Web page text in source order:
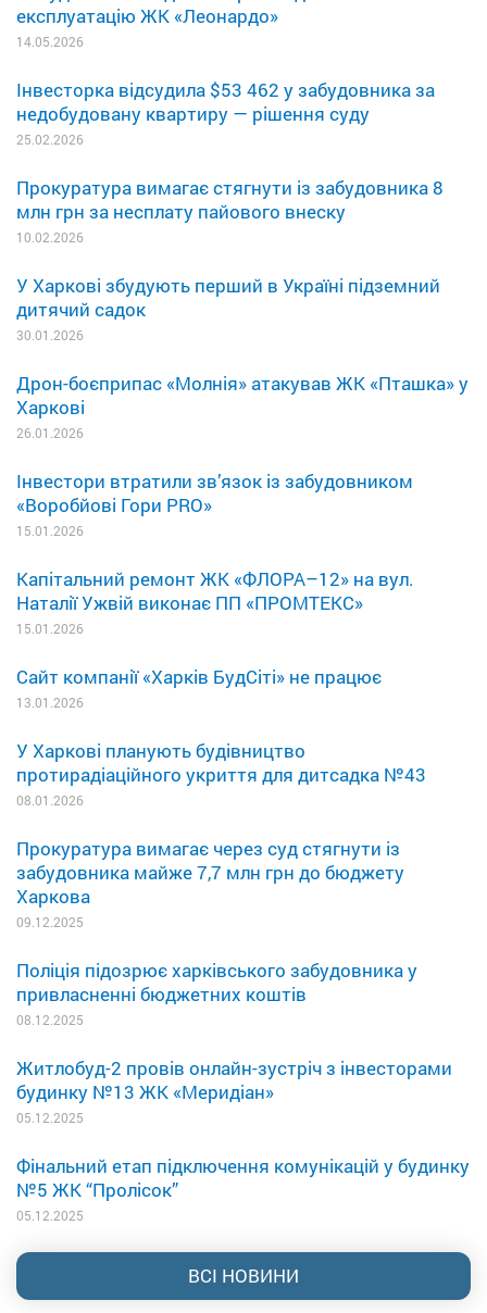
експлуатацію ЖК «Леонардо»
14.05.2026
Інвесторка відсудила $53 462 у забудовника за
недобудовану квартиру — рішення суду
25.02.2026
Прокуратура вимагає стягнути із забудовника 8
млн грн за несплату пайового внеску
10.02.2026
У Харкові збудують перший в Україні підземний
дитячий садок
30.01.2026
Дрон-боєприпас «Молнія» атакував ЖК «Пташка» у
Харкові
26.01.2026
Інвестори втратили зв’язок із забудовником
«Воробйові Гори PRO»
15.01.2026
Капітальний ремонт ЖК «ФЛОРА–12» на вул.
Наталії Ужвій виконає ПП «ПРОМТЕКС»
15.01.2026
Сайт компанії «Харків БудСіті» не працює
13.01.2026
У Харкові планують будівництво
протирадіаційного укриття для дитсадка №43
08.01.2026
Прокуратура вимагає через суд стягнути із
забудовника майже 7,7 млн грн до бюджету
Харкова
09.12.2025
Поліція підозрює харківського забудовника у
привласненні бюджетних коштів
08.12.2025
Житлобуд-2 провів онлайн-зустріч з інвесторами
будинку №13 ЖК «Меридіан»
05.12.2025
Фінальний етап підключення комунікацій у будинку
№5 ЖК “Пролісок”
05.12.2025
ВСІ НОВИНИ